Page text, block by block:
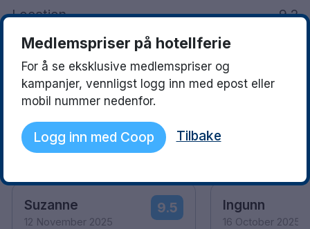
Location 9.2
Facilities
Staff
Suzanne
12 November 2025
9.5 Ingunn
16 October 2025
Medlemspriser på hotellferie
For å se eksklusive medlemspriser og
kampanjer, vennligst logg inn med epost eller
mobil nummer nedenfor.
Logg inn med Coop Tilbake